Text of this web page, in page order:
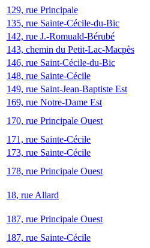
129, rue Principale
135, rue Sainte-Cécile-du-Bic
142, rue J.-Romuald-Bérubé
143, chemin du Petit-Lac-Macpès
146, rue Saint-Cécile-du-Bic
148, rue Sainte-Cécile
149, rue Saint-Jean-Baptiste Est
169, rue Notre-Dame Est
170, rue Principale Ouest
171, rue Sainte-Cécile
173, rue Sainte-Cécile
178, rue Principale Ouest
18, rue Allard
187, rue Principale Ouest
187, rue Sainte-Cécile